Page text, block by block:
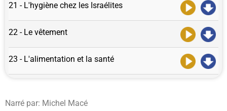
21 - L'hygiène chez les Israélites
22 - Le vêtement
23 - L'alimentation et la santé
Narré par: Michel Macé